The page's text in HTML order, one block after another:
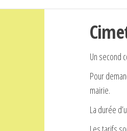
Un second
Pour
mairie.
La durée